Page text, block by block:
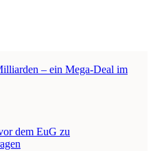
– ein Mega-Deal im
dem EuG zu